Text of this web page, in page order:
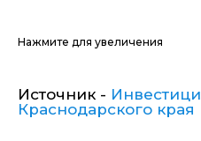
Нажмите для увеличения
Источник -
Краснодарского края